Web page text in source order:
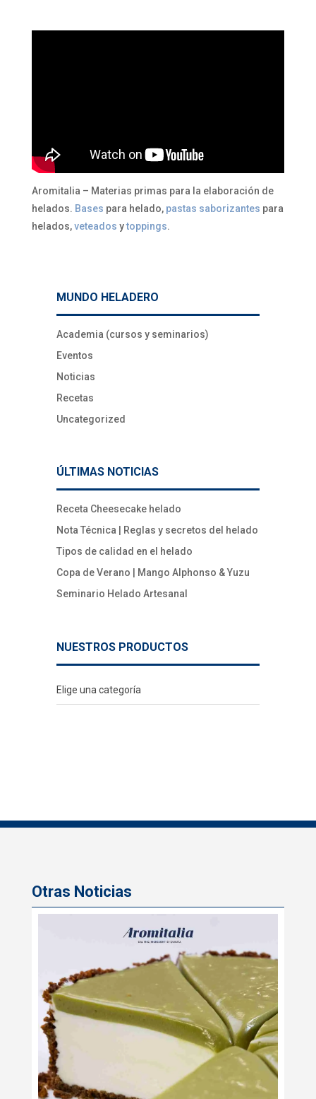
Aromitalia – Materias primas para la elaboración de
helados. Bases para helado, pastas saborizantes para
helados,veteados ytoppings.
MUNDO HELADERO
Academia (cursos y seminarios)
Eventos
Noticias
Recetas
Uncategorized
ÚLTIMAS NOTICIAS
Receta Cheesecake helado
Nota Técnica | Reglas y secretos del helado
Tipos de calidad en el helado
Copa de Verano | Mango Alphonso & Yuzu
Seminario Helado Artesanal
NUESTROS PRODUCTOS
Elige una categoría
Otras Noticias